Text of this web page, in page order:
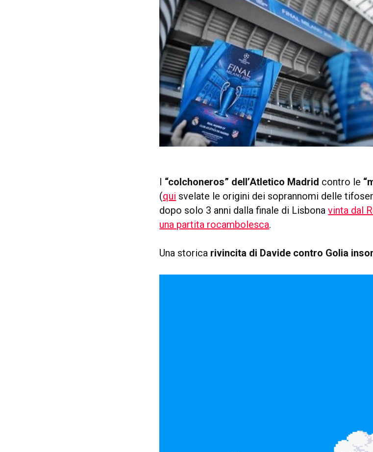
I “colchoneros” dell’Atletico Madrid contro le
(qui svelate le origini dei soprannomi delle
dopo solo 3 anni dalla finale di Lisbonavinta dal
una partita rocambolesca.
Una storica rivincita di Davide contro Golia